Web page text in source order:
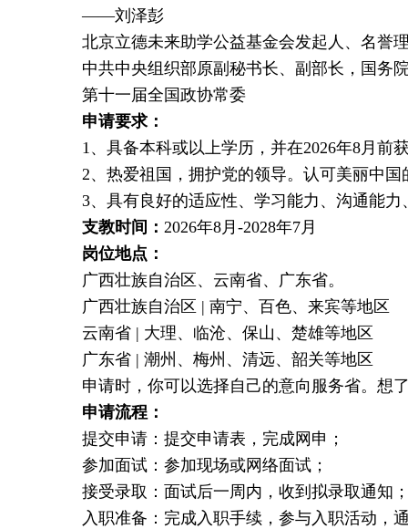
——刘泽彭
北京立德未来助学公益基金会发起人、名誉
中共中央组织部原副秘书长、副部长，国务
第十一届全国政协常委
申请要求：
1、具备本科或以上学历，并在2026年8月前
2、热爱祖国，拥护党的领导。认可美丽中
3、具有良好的适应性、学习能力、沟通能力
支教时间： 2026年8月-2028年7月
岗位地点：
广西壮族自治区、云南省、广东省。
广西壮族自治区 | 南宁、百色、来宾等地区
云南省 | 大理、临沧、保山、楚雄等地区
广东省 | 潮州、梅州、清远、韶关等地区
申请时，你可以选择自己的意向服务省。想
申请流程：
提交申请：提交申请表，完成网申；
参加面试：参加现场或网络面试；
接受录取：面试后一周内，收到拟录取通知
入职准备：完成入职手续，参与入职活动，